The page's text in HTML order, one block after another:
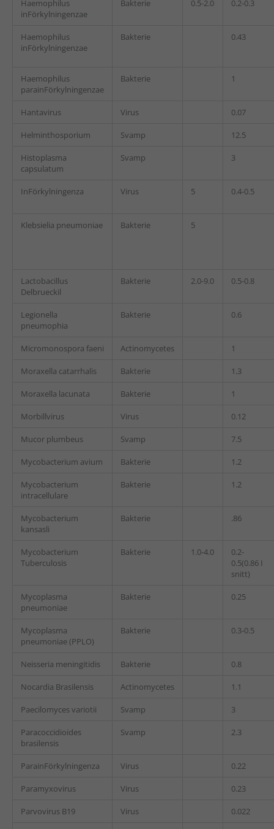
Haemophilus
inFörkylningenzae
Bakterie 0.5-2.0 0.2-0.3
Haemophilus
inFörkylningenzae
Bakterie 0.43
Haemophilus
parainFörkylningenzae
Bakterie 1
Hantavirus Virus 0.07
Helminthosporium Svamp 12.5
Histoplasma
capsulatum
Svamp 3
InFörkylningenza Virus 5 0.4-0.5
Klebsielia pneumoniae Bakterie 5
Lactobacillus
Delbrueckil
Bakterie 2.0-9.0 0.5-0.8
Legionella
pneumophia
Bakterie 0.6
Micromonospora faeni Actinomycetes 1
Moraxella catarrhalis Bakterie 1.3
Moraxella lacunata Bakterie 1
Morbillvirus Virus 0.12
Mucor plumbeus Svamp 7.5
Mycobacterium avium Bakterie 1.2
Mycobacterium
intracellulare
Bakterie 1.2
Mycobacterium
kansasli
Bakterie .86
Mycobacterium
Tuberculosis
Bakterie 1.0-4.0
0.2-
0.5(0.86 I
snitt)
Mycoplasma
pneumoniae
Bakterie 0.25
Mycoplasma
pneumoniae (PPLO)
Bakterie 0.3-0.5
Neisseria meningitidis Bakterie 0.8
Nocardia Brasilensis Actinomycetes 1.1
Paecilomyces variotii Svamp 3
Paracoccidioides
brasilensis
Svamp 2.3
ParainFörkylningenza Virus 0.22
Paramyxovirus Virus 0.23
Parvovirus B19 Virus 0.022